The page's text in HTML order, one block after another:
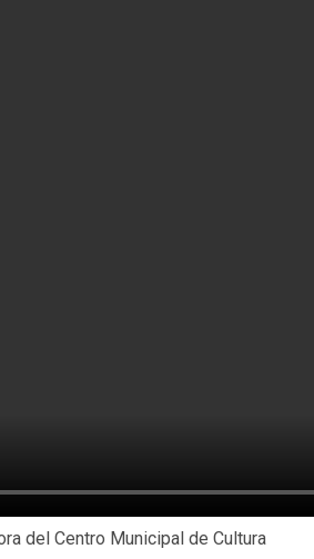
del Centro Municipal de Cultura